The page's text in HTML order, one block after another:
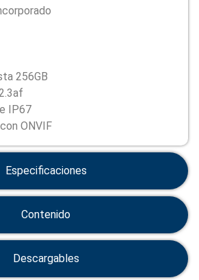
Especificaciones
Contenido
Descargables
256GB
IP67
ONVIF